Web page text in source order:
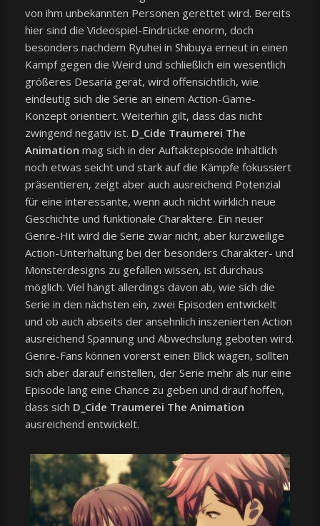
von ihm unbekannten Personen gerettet wird. Bereits
hier sind die Videospiel-Eindrücke enorm, doch
besonders nachdem Ryuhei in Shibuya erneut in einen
Kampf gegen die Weird und schließlich ein wesentlich
größeres Desaria gerät, wird offensichtlich, wie
eindeutig sich die Serie an einem Action-Game-
Konzept orientiert. Weiterhin gilt, dass das nicht
zwingend negativ ist. D_Cide Traumerei The
Animation mag sich in der Auftaktepisode inhaltlich
noch etwas seicht und stark auf die Kämpfe fokussiert
präsentieren, zeigt aber auch ausreichend Potenzial
für eine interessante, wenn auch nicht wirklich neue
Geschichte und funktionale Charaktere. Ein neuer
Genre-Hit wird die Serie zwar nicht, aber kurzweilige
Action-Unterhaltung bei der besonders Charakter- und
Monsterdesigns zu gefallen wissen, ist durchaus
möglich. Viel hängt allerdings davon ab, wie sich die
Serie in den nächsten ein, zwei Episoden entwickelt
und ob auch abseits der ansehnlich inszenierten Action
ausreichend Spannung und Abwechslung geboten wird.
Genre-Fans können vorerst einen Blick wagen, sollten
sich aber darauf einstellen, der Serie mehr als nur eine
Episode lang eine Chance zu geben und drauf hoffen,
dass sich D_Cide Traumerei The Animation
ausreichend entwickelt.